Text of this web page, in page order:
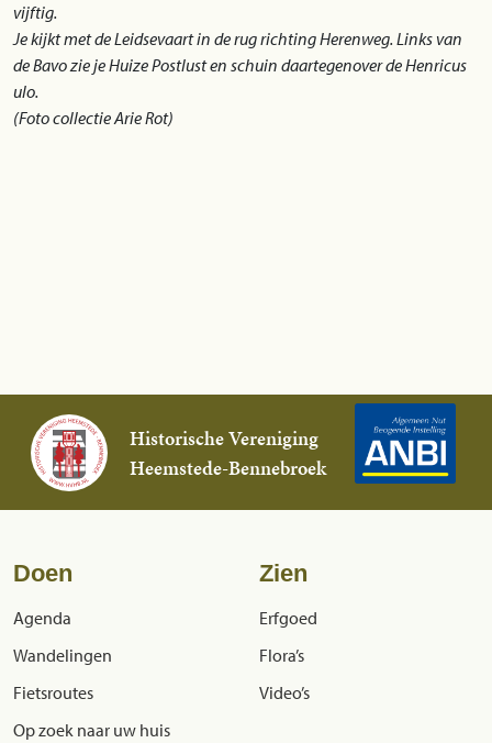
vijftig.
Je kijkt met de Leidsevaart in de rug richting Herenweg. Links van
de Bavo zie je Huize Postlust en schuin daartegenover de Henricus
ulo.
(Foto collectie Arie Rot)
Historische Vereniging
Heemstede-Bennebroek
Doen
Agenda
Wandelingen
Fietsroutes
Op zoek naar uw huis
Zien
Erfgoed
Flora’s
Video’s